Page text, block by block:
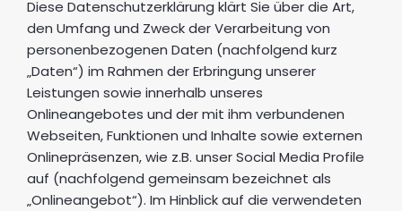
Diese Datenschutzerklärung klärt Sie über die Art,
den Umfang und Zweck der Verarbeitung von
personenbezogenen Daten (nachfolgend kurz
„Daten“) im Rahmen der Erbringung unserer
Leistungen sowie innerhalb unseres
Onlineangebotes und der mit ihm verbundenen
Webseiten, Funktionen und Inhalte sowie externen
Onlinepräsenzen, wie z.B. unser Social Media Profile
auf (nachfolgend gemeinsam bezeichnet als
„Onlineangebot“). Im Hinblick auf die verwendeten